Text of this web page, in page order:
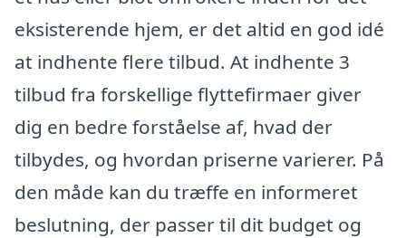
eksisterende hjem, er det altid en god idé
at indhente flere tilbud. At indhente 3
tilbud fra forskellige flyttefirmaer giver
dig en bedre forståelse af, hvad der
tilbydes, og hvordan priserne varierer. På
den måde kan du træffe en informeret
beslutning, der passer til dit budget og